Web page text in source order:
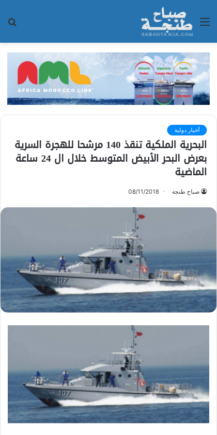
القائمة
أخبار دولية
البحرية الملكية تنقذ 140 مرشحا للهجرة السرية
بعرض البحر الأبيض المتوسط خلال ال 24 ساعة
الماضية
صباح طنجة 08/11/2018